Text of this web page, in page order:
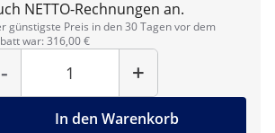
NETTO-Rechnungen an.
günstigste Preis in den 30 Tagen vor dem
war: 316,00 €
-
Menge
+
In den Warenkorb